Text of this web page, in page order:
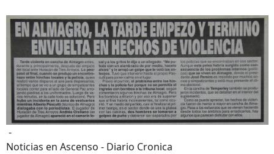
-
Noticias en Ascenso - Diario Cronica